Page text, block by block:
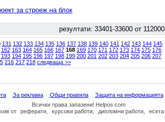
за строеж на блок
резултати: 33401-33600 от 112000
131 132 133 134 135 136 137 138 139 140 141 142 143 144 145
162 163 164 165 166 167 168 169 170 171 172 173 174 175 176
193 194 195 196 197 198 199 200 201 202 203 204 205 206 207
216 217 218 следваща >>
За реклама Общи правила
Защита на информацията
Всички права запазени! Helpos.com
от реферати, курсови работи, дипломни работи, есета